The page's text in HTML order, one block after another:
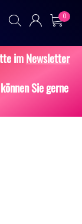
0
imNewsletter
Sie gerne